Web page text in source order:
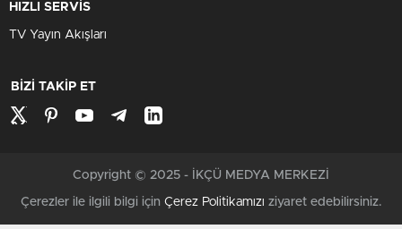
HIZLI SERVİS
TV Yayın Akışları
BİZİ TAKİP ET
Copyright © 2025 - İKÇÜ MEDYA MERKEZİ
Çerezler ile ilgili bilgi için Çerez Politikamızı ziyaret edebilirsiniz.